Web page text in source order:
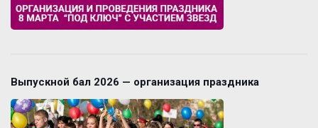
Выпускной бал 2026 — организация праздника